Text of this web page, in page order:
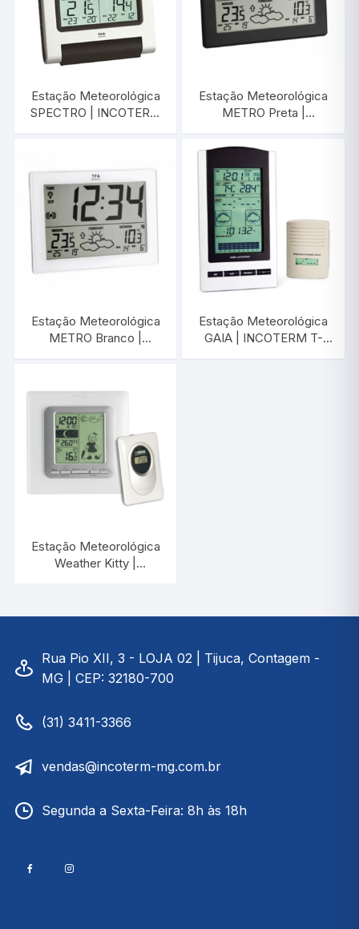
Estação Meteorológica
SPECTRO | INCOTERM
Estação Meteorológica
METRO Preta |
Estação Meteorológica
METRO Branco |
Estação Meteorológica
GAIA | INCOTERM T-
Estação Meteorológica
Weather Kitty |
Rua Pio XII, 3 - LOJA 02 | Tijuca, Contagem -
MG | CEP: 32180-700
(31) 3411-3366
vendas@incoterm-mg.com.br
Segunda a Sexta-Feira: 8h às 18h